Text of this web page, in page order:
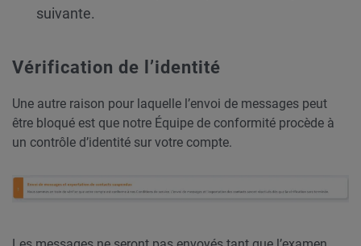
suivante.
Vérification de l’identité
Une autre raison pour laquelle l’envoi de messages peut
être bloqué est que notre Équipe de conformité procède à
un contrôle d’identité sur votre compte.